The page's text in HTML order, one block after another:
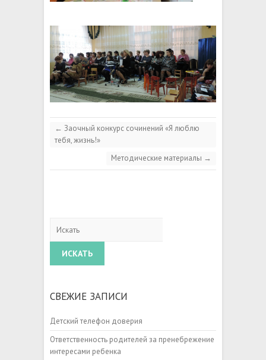
← Заочный конкурс сочинений «Я люблю
тебя, жизнь!»
Методические материалы →
СВЕЖИЕ ЗАПИСИ
Детский телефон доверия
Ответственность родителей за пренебрежение
интересами ребенка